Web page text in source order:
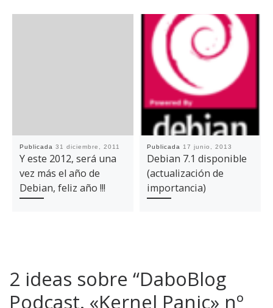
Publicada 31 diciembre, 2011
Y este 2012, será una
vez más el año de
Debian, feliz año !!!
Publicada 17 junio, 2013
Debian 7.1 disponible
(actualización de
importancia)
2 ideas sobre “DaboBlog
Podcast. «Kernel Panic» nº